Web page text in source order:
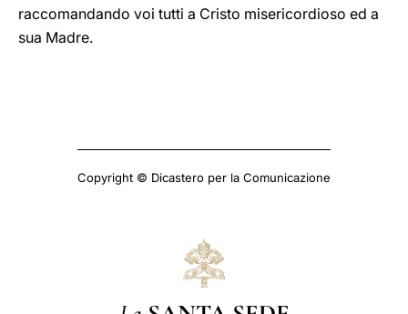
raccomandando voi tutti a Cristo misericordioso ed a
sua Madre.
Copyright © Dicastero per la Comunicazione